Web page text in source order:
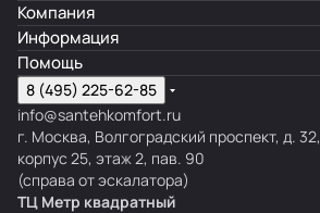
Компания
Информация
Помощь
8 (495) 225-62-85
info@santehkomfort.ru
г. Москва, Волгоградский проспект, д. 32,
корпус 25, этаж 2, пав. 90
(справа от эскалатора)
ТЦ Метр квадратный